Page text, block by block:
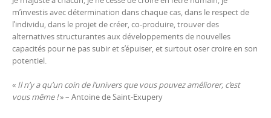
m’investis avec détermination dans chaque cas, dans le respect de
l’individu, dans le projet de créer, co-produire, trouver des
alternatives structurantes aux développements de nouvelles
capacités pour ne pas subir et s’épuiser, et surtout oser croire en son
potentiel.
« Il n’y a qu’un coin de l’univers que vous pouvez améliorer, c’est
vous même !» – Antoine de Saint-Exupery